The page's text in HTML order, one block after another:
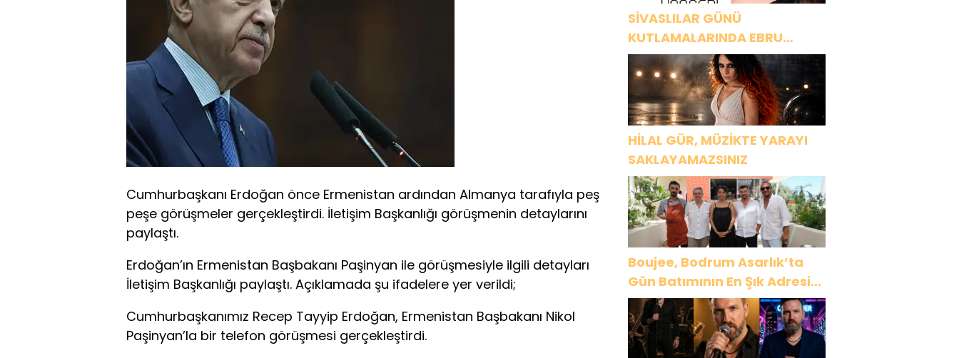
Cumhurbaşkanı Erdoğan önce Ermenistan ardından Almanya tarafıyla peş
peşe görüşmeler gerçekleştirdi. İletişim Başkanlığı görüşmenin detaylarını
paylaştı.
Erdoğan’ın Ermenistan Başbakanı Paşinyan ile görüşmesiyle ilgili detayları
İletişim Başkanlığı paylaştı. Açıklamada şu ifadelere yer verildi;
Cumhurbaşkanımız Recep Tayyip Erdoğan, Ermenistan Başbakanı Nikol
Paşinyan’la bir telefon görüşmesi gerçekleştirdi.
SİVASLILAR GÜNÜ
KUTLAMALARINDA EBRU
YAŞAR RÜZGARI ESECEK!
HİLAL GÜR, MÜZİKTE YARAYI
SAKLAYAMAZSINIZ
Boujee, Bodrum Asarlık’ta
Gün Batımının En Şık Adresi
Oldu